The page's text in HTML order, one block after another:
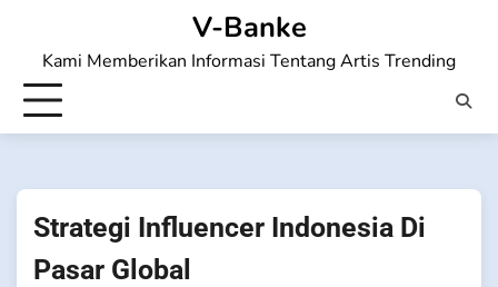
content
V-Banke
Kami Memberikan Informasi Tentang Artis Trending
Strategi Influencer Indonesia Di
Pasar Global